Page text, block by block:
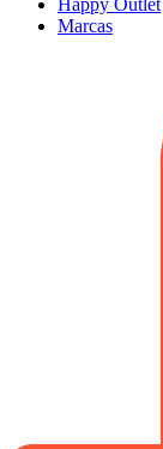
Marcas